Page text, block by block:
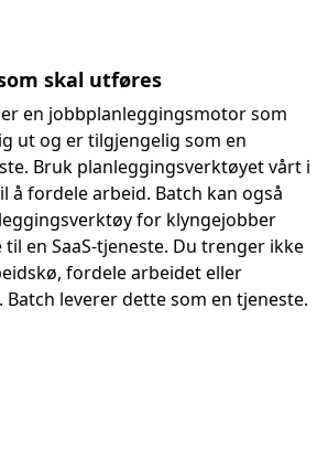
skal utføres
en jobbplanleggingsmotor som
ut og er tilgjengelig som en
Bruk planleggingsverktøyet vårt i
fordele arbeid. Batch kan også
for klyngejobber
en SaaS-tjeneste. Du trenger ikke
fordele arbeidet eller
leverer dette som en tjeneste.